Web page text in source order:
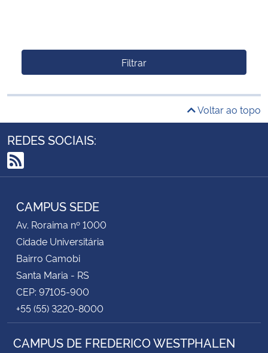
Filtrar
Voltar ao topo
REDES SOCIAIS:
RSS
CAMPUS SEDE
Av. Roraima nº 1000
Cidade Universitária
Bairro Camobi
Santa Maria - RS
CEP: 97105-900
+55 (55) 3220-8000
CAMPUS DE FREDERICO WESTPHALEN